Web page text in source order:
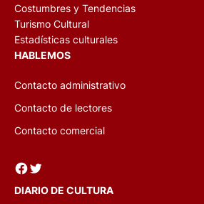
Costumbres y Tendencias
Turismo Cultural
Estadísticas culturales
HABLEMOS
Contacto administrativo
Contacto de lectores
Contacto comercial
Facebook Twitter
DIARIO DE CULTURA